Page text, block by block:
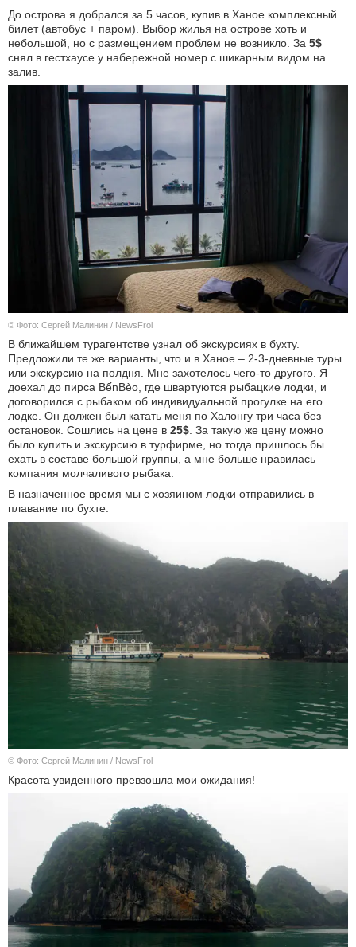
До острова я добрался за 5 часов, купив в Ханое комплексный
билет (автобус + паром). Выбор жилья на острове хоть и
небольшой, но с размещением проблем не возникло. За 5$
снял в гестхаусе у набережной номер с шикарным видом на
залив.
© Фото: Сергей Малинин / NewsFrol
В ближайшем турагентстве узнал об экскурсиях в бухту.
Предложили те же варианты, что и в Ханое – 2-3-дневные туры
или экскурсию на полдня. Мне захотелось чего-то другого. Я
доехал до пирса BếnBèo, где швартуются рыбацкие лодки, и
договорился с рыбаком об индивидуальной прогулке на его
лодке. Он должен был катать меня по Халонгу три часа без
остановок. Сошлись на цене в 25$ . За такую же цену можно
было купить и экскурсию в турфирме, но тогда пришлось бы
ехать в составе большой группы, а мне больше нравилась
компания молчаливого рыбака.
В назначенное время мы с хозяином лодки отправились в
плавание по бухте.
© Фото: Сергей Малинин / NewsFrol
Красота увиденного превзошла мои ожидания!